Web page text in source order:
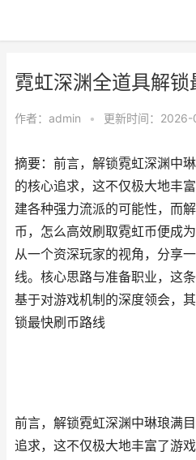
霓虹深渊全道具解
作者： admin • 更新时间：2026-
摘要：前言，解锁霓虹深渊中
的核心追求，这不仅极大地丰
建各种强力流派的可能性，而
币，怎么高效刷取霓虹币便成
从一个资深玩家的视角，分享
线。核心思路与准备职业，这
基于对游戏机制的深度领会，
锁最快刷币路线
前言，解锁霓虹深渊中琳琅满
追求，这不仅极大地丰富了游